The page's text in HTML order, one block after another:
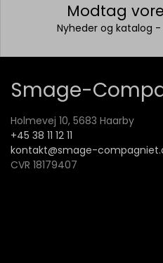
Modtag
Nyheder og katalog
Smage-
Holmevej 10, 5683 Haarby
+45 38 11 12 11
kontakt@smage-
CVR 18179407